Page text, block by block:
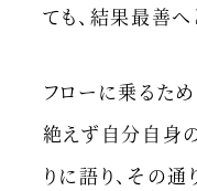
ても、結果最善へ
フローに乗るた
絶えず自分自身の
りに語り、その